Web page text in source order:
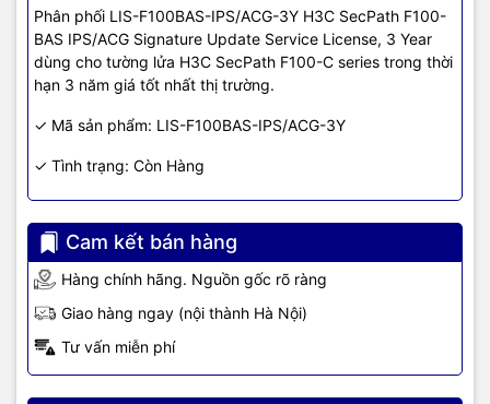
Phân phối LIS-F100BAS-IPS/ACG-3Y H3C SecPath F100-
BAS IPS/ACG Signature Update Service License, 3 Year
dùng cho tường lửa H3C SecPath F100-C series trong thời
hạn 3 năm giá tốt nhất thị trường.
✓ Mã sản phẩm: LIS-F100BAS-IPS/ACG-3Y
✓ Tình trạng: Còn Hàng
Cam kết bán hàng
Hàng chính hãng. Nguồn gốc rõ ràng
Giao hàng ngay (nội thành Hà Nội)
Tư vấn miễn phí